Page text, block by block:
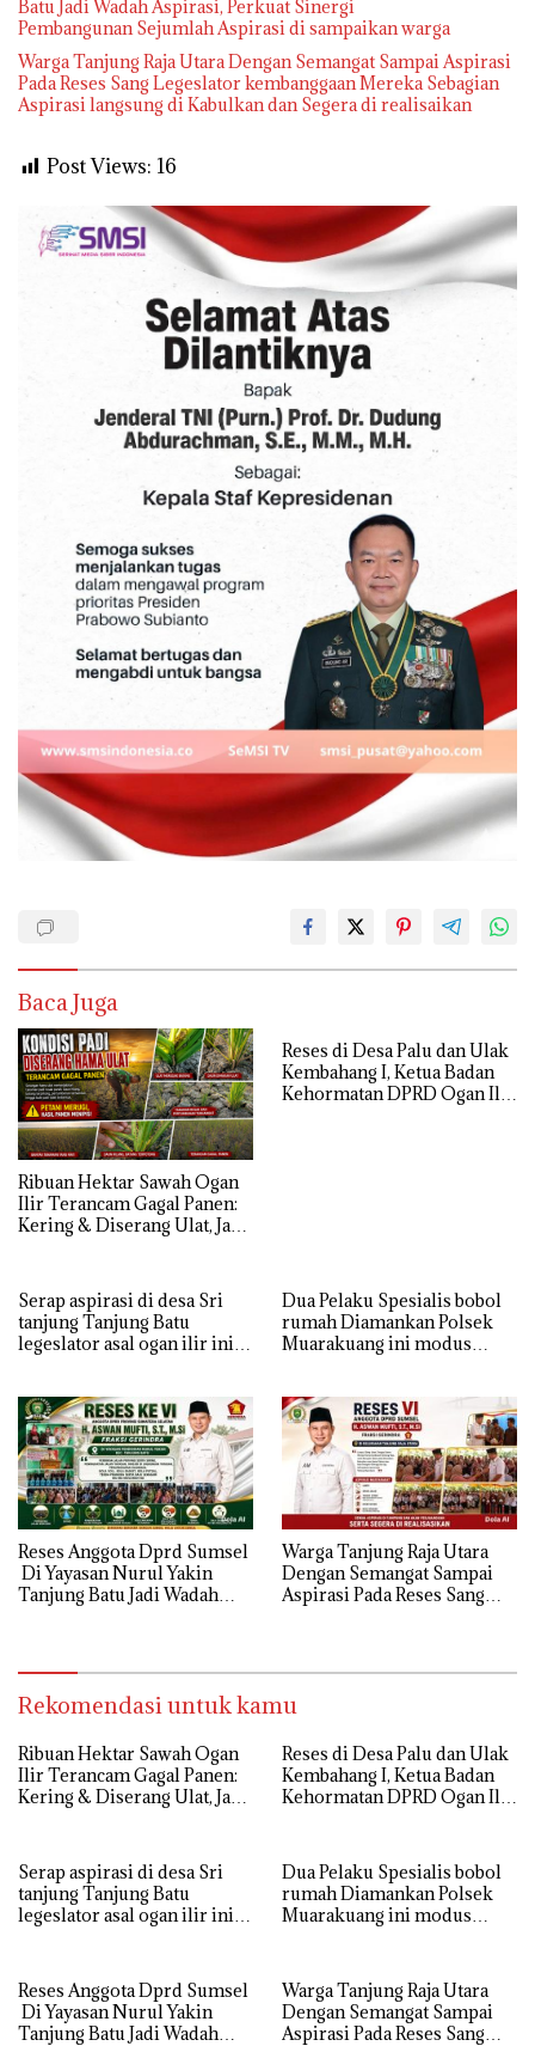
Batu Jadi Wadah Aspirasi, Perkuat Sinergi
Pembangunan Sejumlah Aspirasi di sampaikan warga
Warga Tanjung Raja Utara Dengan Semangat Sampai Aspirasi
Pada Reses Sang Legeslator kembanggaan Mereka Sebagian
Aspirasi langsung di Kabulkan dan Segera di realisaikan
Post Views: 16
Baca Juga
Ribuan Hektar Sawah Ogan
Ilir Terancam Gagal Panen:
Kering & Diserang Ulat, Janji
Reses di Desa Palu dan Ulak
Kembahang I, Ketua Badan
Kehormatan DPRD Ogan Ilir
Serap aspirasi di desa Sri
tanjung Tanjung Batu
legeslator asal ogan ilir ini
banjir jika musim hujan
Dua Pelaku Spesialis bobol
rumah Diamankan Polsek
Muarakuang ini modus
Reses Anggota Dprd Sumsel
Di Yayasan Nurul Yakin
Tanjung Batu Jadi Wadah
Warga Tanjung Raja Utara
Dengan Semangat Sampai
Aspirasi Pada Reses Sang
Segera di realisaikan
Rekomendasi untuk kamu
Ribuan Hektar Sawah Ogan
Ilir Terancam Gagal Panen:
Kering & Diserang Ulat, Janji
Reses di Desa Palu dan Ulak
Kembahang I, Ketua Badan
Kehormatan DPRD Ogan Ilir
Serap aspirasi di desa Sri
tanjung Tanjung Batu
legeslator asal ogan ilir ini
banjir jika musim hujan
Dua Pelaku Spesialis bobol
rumah Diamankan Polsek
Muarakuang ini modus
Reses Anggota Dprd Sumsel
Di Yayasan Nurul Yakin
Tanjung Batu Jadi Wadah
Warga Tanjung Raja Utara
Dengan Semangat Sampai
Aspirasi Pada Reses Sang